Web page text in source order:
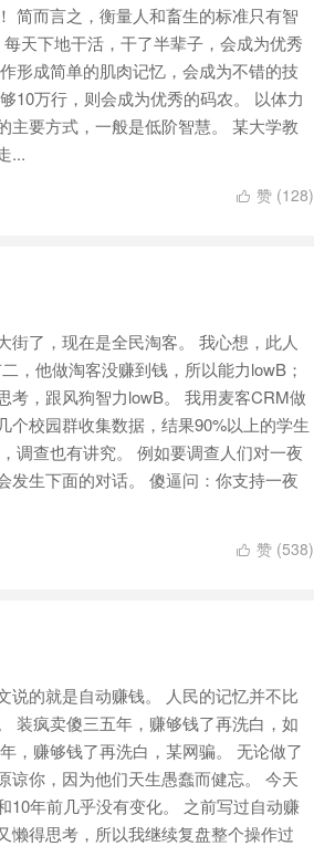
简而言之，衡量人和畜生的标准只有智
天下地干活，干了半辈子，会成为优秀
形成简单的肌肉记忆，会成为不错的技
10万行，则会成为优秀的码农。 以体力
主要方式，一般是低阶智慧。 某大学教
...
 赞 (128)
街了，现在是全民淘客。 我心想，此人
，他做淘客没赚到钱，所以能力lowB；
考，跟风狗智力lowB。 我用麦客CRM做
个校园群收集数据，结果90%以上的学生
调查也有讲究。 例如要调查人们对一夜
发生下面的对话。 傻逼问：你支持一夜
 赞 (538)
说的就是自动赚钱。 人民的记忆并不比
装疯卖傻三五年，赚够钱了再洗白，如
，赚够钱了再洗白，某网骗。 无论做了
谅你，因为他们天生愚蠢而健忘。 今天
10年前几乎没有变化。 之前写过自动赚
懒得思考，所以我继续复盘整个操作过